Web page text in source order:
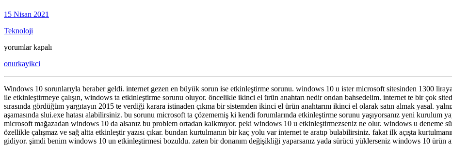
15 Nisan 2021
Teknoloji
Windows
etkinleştirme
yorumlar kapalı
onurkayikci
Windows 10 sorunlarıyla beraber geldi. internet gezen en büyük sorun ise etkinleştirme sorunu. windows 10 u ister microsoft sitesinden 1300
ile etkinleştirmeye çalışın, windows ta etkinleştirme sorunu oluyor. öncelikle ikinci el ürün anahtarı nedir ondan bahsedelim. internet te bir çok
sırasında gördüğüm yargıtayın 2015 te verdiği karara istinaden çıkma bir sistemden ikinci el ürün anahtarını ikinci el olarak satın almak yasal.
aşamasında slui.exe hatası alabilirsiniz. bu sorunu microsoft ta çözememiş ki kendi forumlarında etkinleştirme sorunu yaşıyorsanız yeni kurulum
microsoft mağazadan windows 10 da alsanız bu problem ortadan kalkmıyor. peki windows 10 u etkinleştirmezseniz ne olur. windows u deneme
özellikle çalışmaz ve sağ altta etkinleştir yazısı çıkar. bundan kurtulmanın bir kaç yolu var internet te aratıp bulabilirsiniz. fakat ilk açışta
gidiyor. şimdi benim windows 10 un etkinleştirmesi bozuldu. zaten bir donanım değişikliği yaparsanız yada sürücü yüklerseniz windows 10 ürün